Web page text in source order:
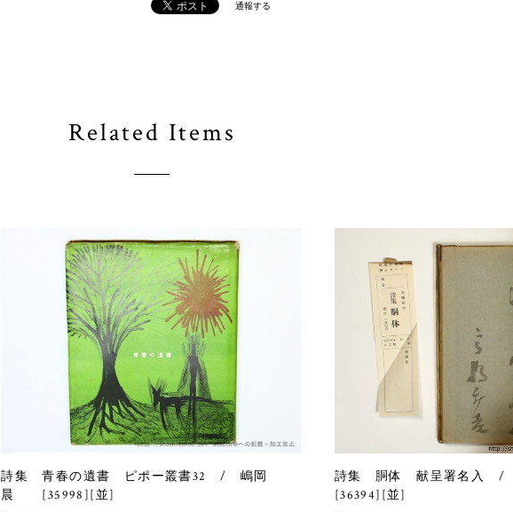
通報する
Related Items
詩集 青春の遺書 ピポー叢書32 / 嶋岡
晨 [35998][並]
詩集 胴体 献呈署名入
[36394][並]